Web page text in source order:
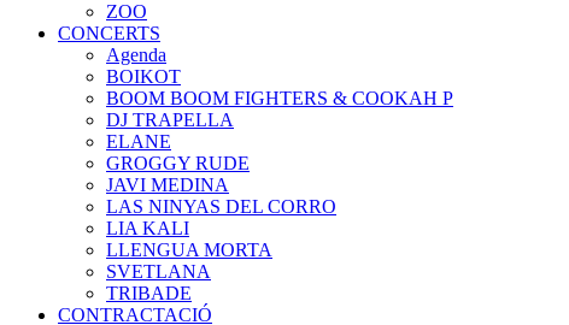
ZOO
CONCERTS
Agenda
BOIKOT
BOOM BOOM FIGHTERS & COOKAH P
DJ TRAPELLA
ELANE
GROGGY RUDE
JAVI MEDINA
LAS NINYAS DEL CORRO
LIA KALI
LLENGUA MORTA
SVETLANA
TRIBADE
CONTRACTACIÓ